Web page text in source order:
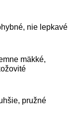
nie lepkavé
mäkké,
pružné